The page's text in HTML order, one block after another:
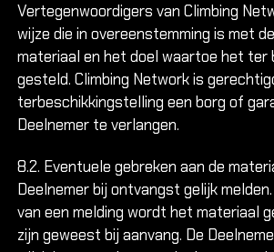
Vertegenwoordigers van Climbing
wijze die in overeenstemming is met
materiaal en het doel waartoe het ter
gesteld. Climbing Network is
terbeschikkingstelling een borg of
Deelnemer te verlangen.
8.2. Eventuele gebreken aan de
Deelnemer bij ontvangst gelijk
van een melding wordt het materiaal
zijn geweest bij aanvang. De